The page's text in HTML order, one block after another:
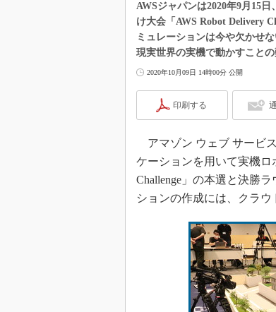
AWSジャパンは2020年9月15
け大会「AWS Robot Delivery
ミュレーションは今や欠かせ
現実世界の実機で動かすこと
2020年10月09日 14時00分 公開
印刷する
アマゾン ウェブ サービ
ケーションを用いて実機ロ
Challenge」の本選と決勝
ションの作成には、クラウ